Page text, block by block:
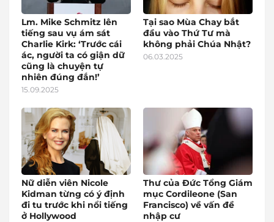
Lm. Mike Schmitz lên
tiếng sau vụ ám sát
Charlie Kirk: ‘Trước cái
ác, người ta có giận dữ
cũng là chuyện tự
nhiên đúng đắn!’
15.09.2025
Tại sao Mùa Chay bắt
đầu vào Thứ Tư mà
không phải Chúa Nhật?
06.03.2025
Nữ diễn viên Nicole
Kidman từng có ý định
đi tu trước khi nổi tiếng
ở Hollywood
Thư của Đức Tổng Giám
mục Cordileone (San
Francisco) về vấn đề
nhập cư